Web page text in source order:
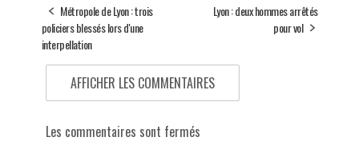
Métropole de Lyon : trois
policiers blessés lors d'une
interpellation
Lyon : deux hommes arrêtés
pour vol
AFFICHER LES COMMENTAIRES
Les commentaires sont fermés